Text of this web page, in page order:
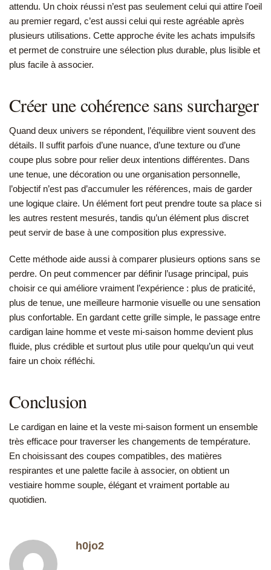
attendu. Un choix réussi n’est pas seulement celui qui attire l’oeil
au premier regard, c’est aussi celui qui reste agréable après
plusieurs utilisations. Cette approche évite les achats impulsifs
et permet de construire une sélection plus durable, plus lisible et
plus facile à associer.
Créer une cohérence sans surcharger
Quand deux univers se répondent, l’équilibre vient souvent des
détails. Il suffit parfois d’une nuance, d’une texture ou d’une
coupe plus sobre pour relier deux intentions différentes. Dans
une tenue, une décoration ou une organisation personnelle,
l’objectif n’est pas d’accumuler les références, mais de garder
une logique claire. Un élément fort peut prendre toute sa place si
les autres restent mesurés, tandis qu’un élément plus discret
peut servir de base à une composition plus expressive.
Cette méthode aide aussi à comparer plusieurs options sans se
perdre. On peut commencer par définir l’usage principal, puis
choisir ce qui améliore vraiment l’expérience : plus de praticité,
plus de tenue, une meilleure harmonie visuelle ou une sensation
plus confortable. En gardant cette grille simple, le passage entre
cardigan laine homme et veste mi-saison homme devient plus
fluide, plus crédible et surtout plus utile pour quelqu’un qui veut
faire un choix réfléchi.
Conclusion
Le cardigan en laine et la veste mi-saison forment un ensemble
très efficace pour traverser les changements de température.
En choisissant des coupes compatibles, des matières
respirantes et une palette facile à associer, on obtient un
vestiaire homme souple, élégant et vraiment portable au
quotidien.
h0jo2